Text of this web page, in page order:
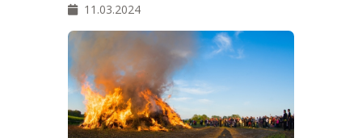
11.03.2024